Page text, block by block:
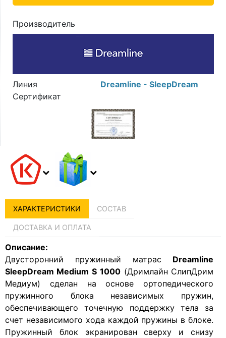
Производитель
Линия
Dreamline - SleepDream
Сертификат
ХАРАКТЕРИСТИКИ СОСТАВ
ДОСТАВКА И ОПЛАТА
Описание:
Двусторонний пружинный матрас Dreamline
SleepDream Medium S 1000(Дримлайн СлипДрим
Медиум) сделан на основе ортопедического
пружинного блока независимых пружин,
обеспечивающего точечную поддержку тела за
счет независимого хода каждой пружины в блоке.
Пружинный блок экранирован сверху и снизу